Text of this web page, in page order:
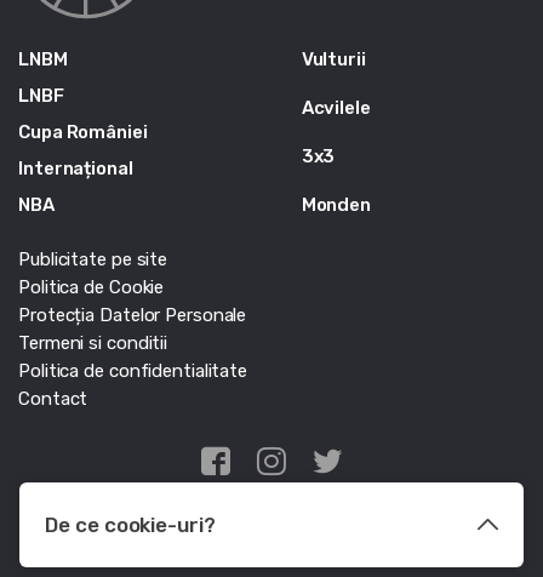
LNBM
LNBF
Cupa României
Internațional
NBA
Vulturii
Acvilele
3x3
Monden
Publicitate pe site
Politica de Cookie
Protecția Datelor Personale
Termeni si conditii
Politica de confidentialitate
Contact
Edris Digital Agency
De ce cookie-uri?